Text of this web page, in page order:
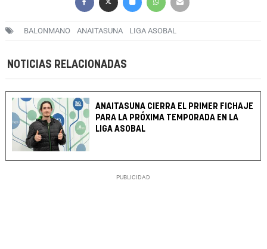
BALONMANO ANAITASUNA LIGA ASOBAL
NOTICIAS RELACIONADAS
ANAITASUNA CIERRA EL PRIMER FICHAJE
PARA LA PRÓXIMA TEMPORADA EN LA
LIGA ASOBAL